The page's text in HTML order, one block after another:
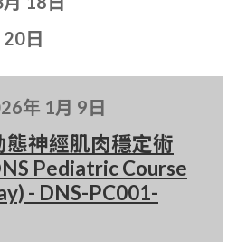
日
年 1月 9日
態神經肌肉穩定術
Pediatric Course
- DNS-PC001-